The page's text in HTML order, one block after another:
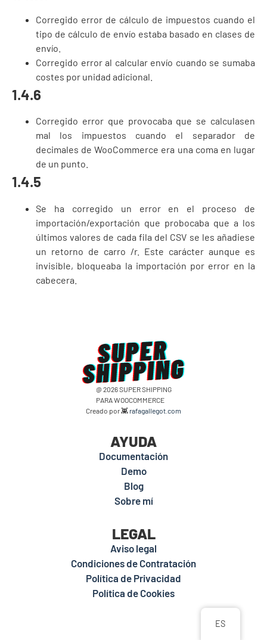
Corregido error de cálculo de impuestos cuando el
tipo de cálculo de envío estaba basado en clases de
envío.
Corregido error al calcular envío cuando se sumaba
costes por unidad adicional.
1.4.6
Corregido error que provocaba que se calculasen
mal los impuestos cuando el separador de
decimales de WooCommerce era una coma en lugar
de un punto.
1.4.5
Se ha corregido un error en el proceso de
importación/exportación que probocaba que a los
últimos valores de cada fila del CSV se les añadiese
un retorno de carro /r. Este carácter aunque es
invisible, bloqueaba la importación por error en la
cabecera.
@ 2026 SUPER SHIPPING
PARA WOOCOMMERCE
Creado por 👾 rafagallegot.com
AYUDA
Documentación
Demo
Blog
Sobre mí
LEGAL
Aviso legal
Condiciones de Contratación
Política de Privacidad
Política de Cookies
ES